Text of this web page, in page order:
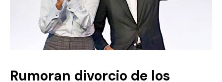
Rumoran divorcio de los